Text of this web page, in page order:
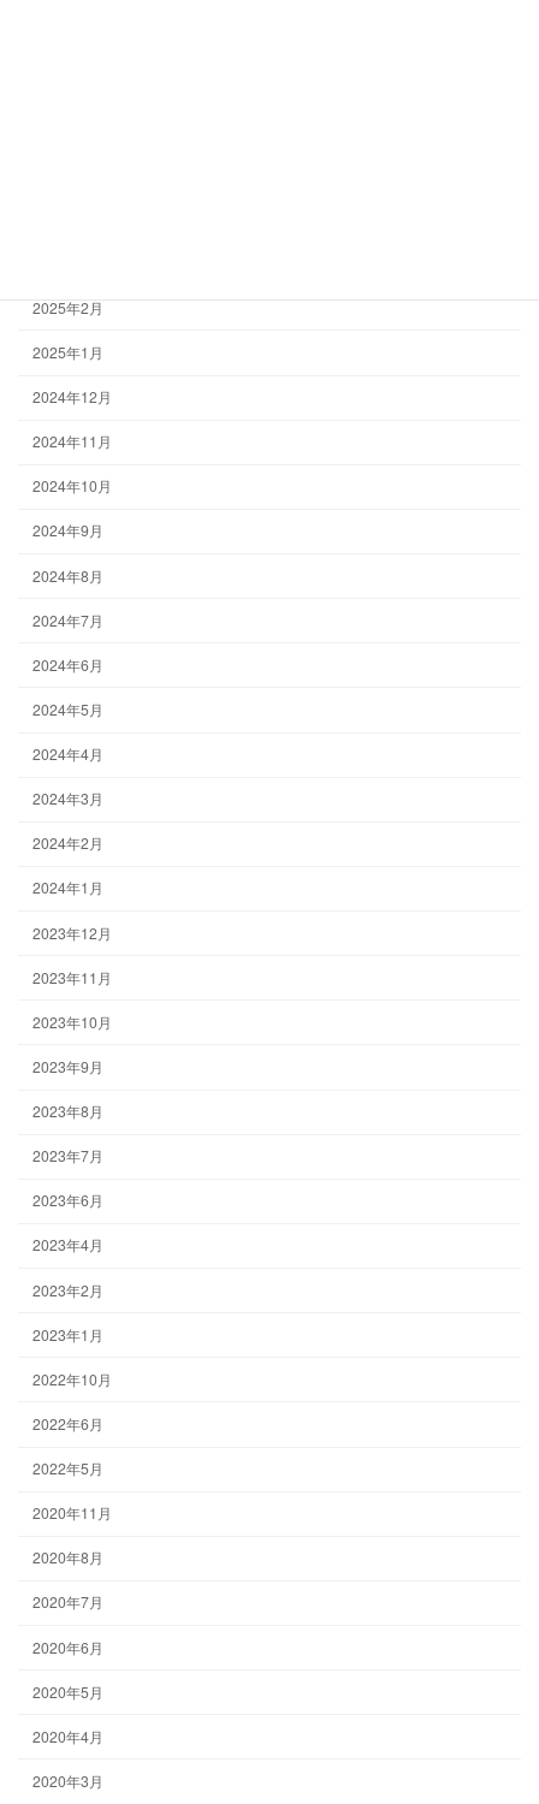
2025年2月
2025年1月
2024年12月
2024年11月
2024年10月
2024年9月
2024年8月
2024年7月
2024年6月
2024年5月
2024年4月
2024年3月
2024年2月
2024年1月
2023年12月
2023年11月
2023年10月
2023年9月
2023年8月
2023年7月
2023年6月
2023年4月
2023年2月
2023年1月
2022年10月
2022年6月
2022年5月
2020年11月
2020年8月
2020年7月
2020年6月
2020年5月
2020年4月
2020年3月